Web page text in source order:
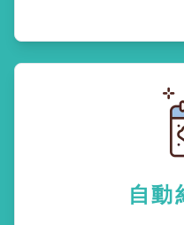
自動